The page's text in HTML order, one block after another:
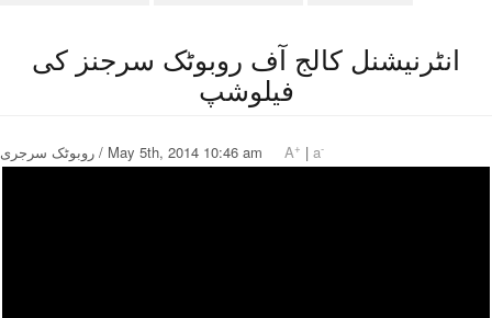
انٹرنیشنل کالج آف روبوٹک سرجنز کی
فیلوشپ
روبوٹک سرجری / May 5th, 2014 10:46 am A+ | a-